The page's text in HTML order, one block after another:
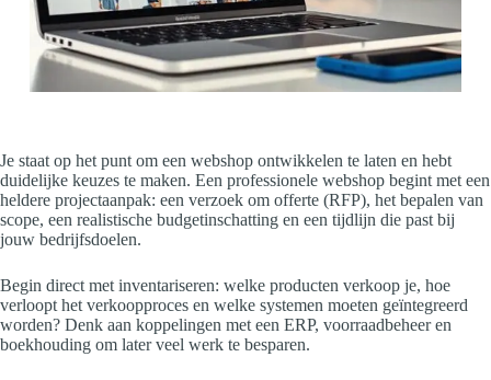
Je staat op het punt om een webshop ontwikkelen te laten en hebt
duidelijke keuzes te maken. Een professionele webshop begint met een
heldere projectaanpak: een verzoek om offerte (RFP), het bepalen van
scope, een realistische budgetinschatting en een tijdlijn die past bij
jouw bedrijfsdoelen.
Begin direct met inventariseren: welke producten verkoop je, hoe
verloopt het verkoopproces en welke systemen moeten geïntegreerd
worden? Denk aan koppelingen met een ERP, voorraadbeheer en
boekhouding om later veel werk te besparen.